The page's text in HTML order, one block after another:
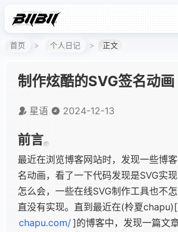
首页 个人日记 正文
制作炫酷的SVG签名动画
星语 2024-12-13
前言
最近在浏览博客网站时，发现一些博
名动画，看了一下代码发现是SVG实
怎么会，一些在线SVG制作工具也不
直没有实现。直到最近在(柃夏chapu)[
chapu.com/]的博客中，发现一篇文